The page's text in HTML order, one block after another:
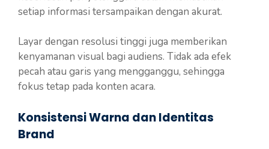
setiap informasi tersampaikan dengan akurat.
Layar dengan resolusi tinggi juga memberikan
kenyamanan visual bagi audiens. Tidak ada efek
pecah atau garis yang mengganggu, sehingga
fokus tetap pada konten acara.
Konsistensi Warna dan Identitas
Brand